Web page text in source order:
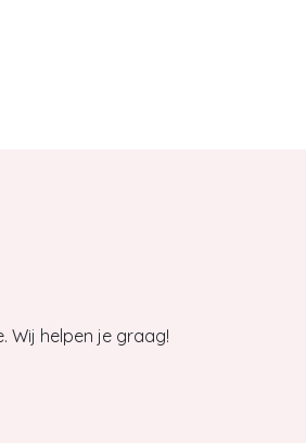
Wij helpen je graag!